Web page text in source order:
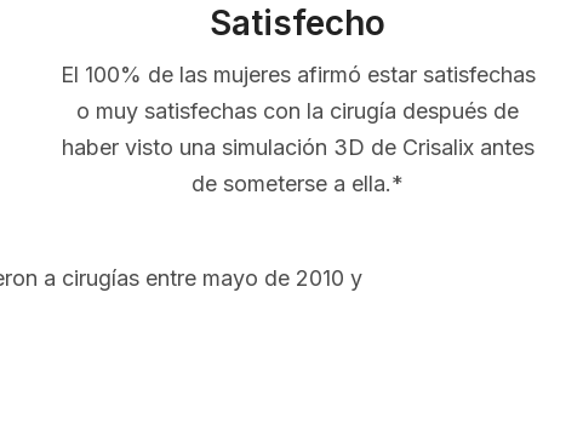
Satisfecho
El 100% de las mujeres afirmó estar satisfechas
o muy satisfechas con la cirugía después de
haber visto una simulación 3D de Crisalix antes
de someterse a ella.*
a cirugías entre mayo de 2010 y